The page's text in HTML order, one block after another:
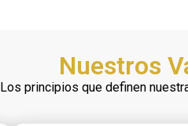
Nuestros
Los principios que definen